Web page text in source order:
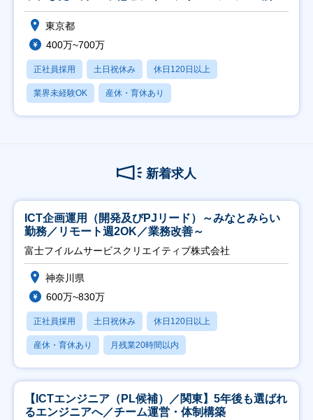
属】
東京都
400万~700万
正社員採用 土日祝休み 休日120日以上
業界未経験OK 産休・育休あり
新着求人
ICT企画運用（開発及びPJリード）～みなとみらい
勤務／リモート週2OK／業務改善～
富士フイルムサービスクリエイティブ株式会社
神奈川県
600万~830万
正社員採用 土日祝休み 休日120日以上
産休・育休あり 月残業20時間以内
【ICTエンジニア（PL候補）／関東】5年後も選ばれ
るエンジニアへ／チーム運営・体制構築